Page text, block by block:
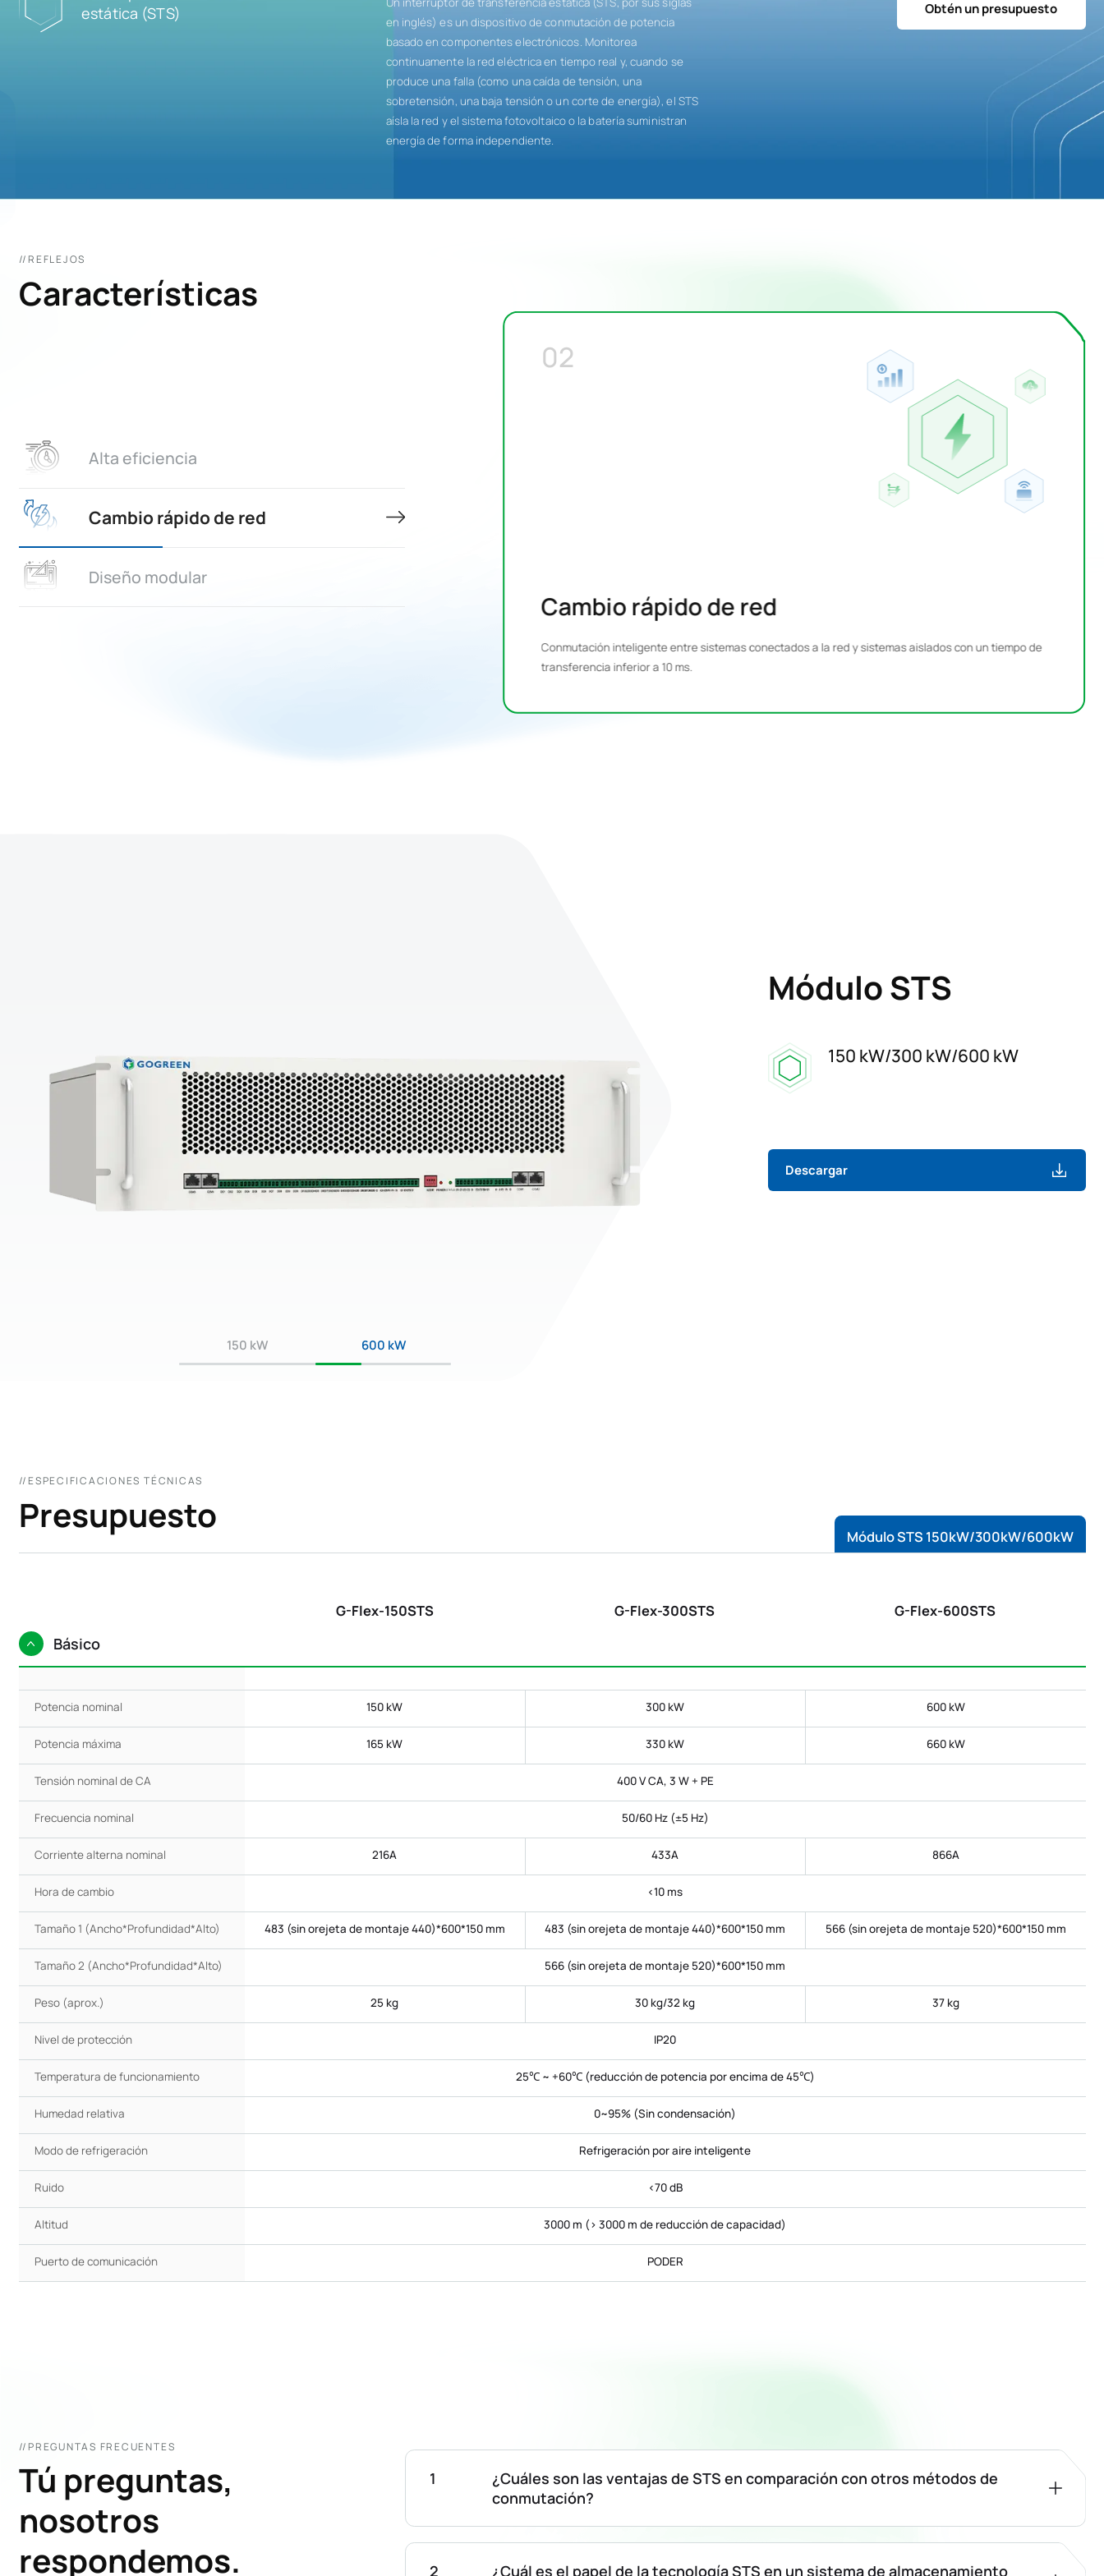
estática (STS)
en inglés) es un dispositivo de conmutación de potencia
basado en componentes electrónicos. Monitorea
continuamente la red eléctrica en tiempo real y, cuando se
produce una falla (como una caída de tensión, una
sobretensión, una baja tensión o un corte de energía), el STS
aísla la red y el sistema fotovoltaico o la batería suministran
energía de forma independiente.
Obtén un presupuesto
//REFLEJOS
Características
Alta eficiencia
Cambio rápido de red
Diseño modular
02
Cambio rápido de red
Conmutación inteligente entre sistemas conectados a la red y sistemas aislados con un tiempo de
transferencia inferior a 10 ms.
150 kW 600 kW
Módulo STS
150 kW/300 kW/600 kW
Descargar
//ESPECIFICACIONES TÉCNICAS
Presupuesto Módulo STS 150kW/300kW/600kW
G-Flex-150STS G-Flex-300STS G-Flex-600STS
Básico
Potencia nominal 150 kW 300 kW 600 kW
Potencia máxima 165 kW 330 kW 660 kW
Tensión nominal de CA 400 V CA, 3 W + PE
Frecuencia nominal 50/60 Hz (±5 Hz)
Corriente alterna nominal 216A 433A 866A
Hora de cambio <10 ms
Tamaño 1 (Ancho*Profundidad*Alto) 483 (sin orejeta de montaje 440)*600*150 mm 483 (sin orejeta de montaje 440)*600*150 mm 566 (sin orejeta de montaje 520)*600*150 mm
Tamaño 2 (Ancho*Profundidad*Alto) 566 (sin orejeta de montaje 520)*600*150 mm
Peso (aprox.) 25 kg 30 kg/32 kg 37 kg
Nivel de protección IP20
Temperatura de funcionamiento 25℃ ~ +60℃ (reducción de potencia por encima de 45℃)
Humedad relativa 0~95% (Sin condensación)
Modo de refrigeración Refrigeración por aire inteligente
Ruido <70 dB
Altitud 3000 m (> 3000 m de reducción de capacidad)
Puerto de comunicación PODER
//PREGUNTAS FRECUENTES
Tú preguntas,
nosotros
respondemos.
¿Cuáles son las ventajas de STS en comparación con otros métodos de
conmutación?
¿Cuál es el papel de la tecnología STS en un sistema de almacenamiento